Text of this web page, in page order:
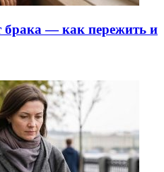
брака — как пережить и